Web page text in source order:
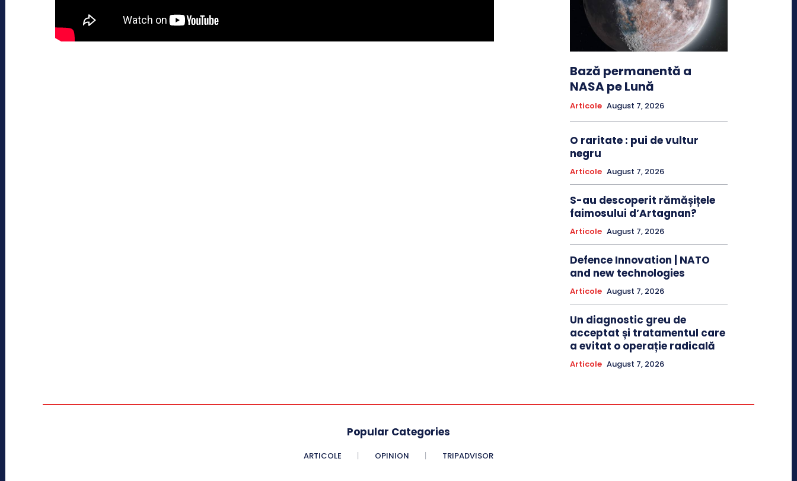
Bază permanentă a
NASA pe Lună
Articole August 7, 2026
O raritate : pui de vultur
negru
Articole August 7, 2026
S-au descoperit rămășițele
faimosului d’Artagnan?
Articole August 7, 2026
Defence Innovation | NATO
and new technologies
Articole August 7, 2026
Un diagnostic greu de
acceptat și tratamentul care
a evitat o operație radicală
Articole August 7, 2026
Popular Categories
ARTICOLE OPINION TRIPADVISOR